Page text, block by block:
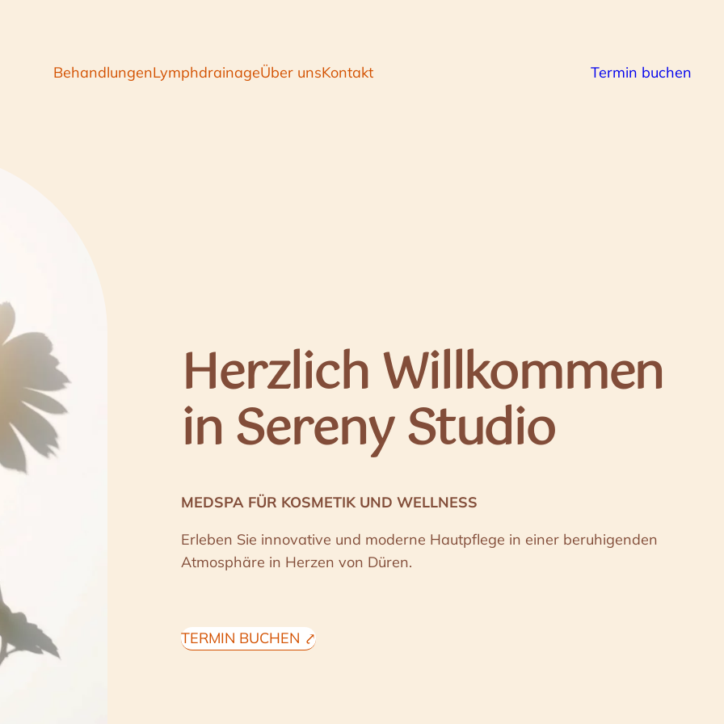
BehandlungenLymphdrainageÜber unsKontakt Termin buchen
Herzlich Willkommen
in Sereny Studio
MEDSPA FÜR KOSMETIK UND WELLNESS
Erleben Sie innovative und moderne Hautpflege in einer beruhigenden
Atmosphäre in Herzen von Düren.
TERMIN BUCHEN ⤤